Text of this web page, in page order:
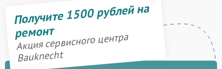
Получите 1500 рублей на
ремонт
Акция сервисного центра
Bauknecht